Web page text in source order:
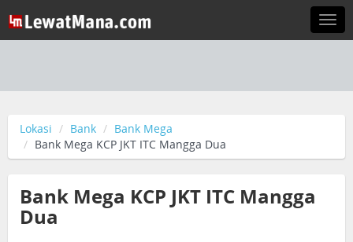
Lokasi Bank
Bank Mega
Bank Mega KCP JKT ITC Mangga Dua
Bank Mega KCP JKT ITC Mangga
Dua